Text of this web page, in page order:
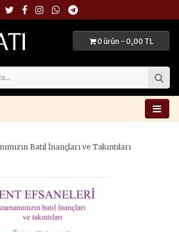
0 ürün - 0,00 TL
Batıl İnançları ve Takıntıları